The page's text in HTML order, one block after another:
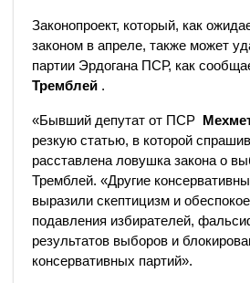
Законопроект, который, как
законом в апреле, также может
партии Эрдогана ПСР, как
Тремблей .
«Бывший депутат от ПСР
резкую статью, в которой
расставлена ​​ловушка закона о
Тремблей. «Другие
выразили скептицизм и
подавления избирателей,
результатов выборов и
консервативных партий».